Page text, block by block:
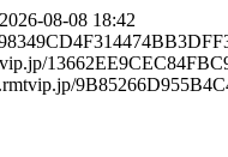
2026-08-08 18:42